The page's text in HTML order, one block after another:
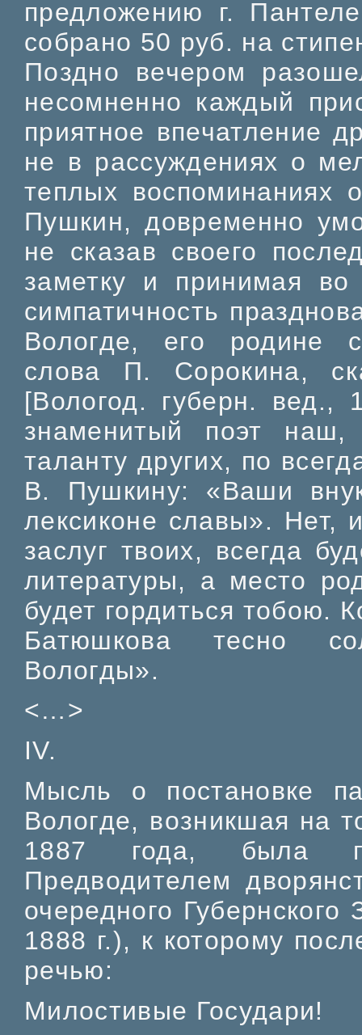
предложению г.
собрано 50 руб. на
Поздно вечером
несомненно каждый
приятное впечатление
не в рассуждениях о
теплых воспоминаниях
Пушкин, довременно
не сказав своего
заметку и принимая во
симпатичность
Вологде, его родине
слова П. Сорокина,
[Вологод. губерн.
знаменитый поэт наш,
таланту других, по
В. Пушкину: «Ваши
лексиконе славы». Нет,
заслуг твоих, всегда
литературы, а место
будет гордиться тобою.
Батюшкова тесно
Вологды».
<…>
IV.
Мысль о постановке
Вологде, возникшая на
1887 года, была
Предводителем
очередного
1888 г.), к которому
речью:
Милостивые Государи!